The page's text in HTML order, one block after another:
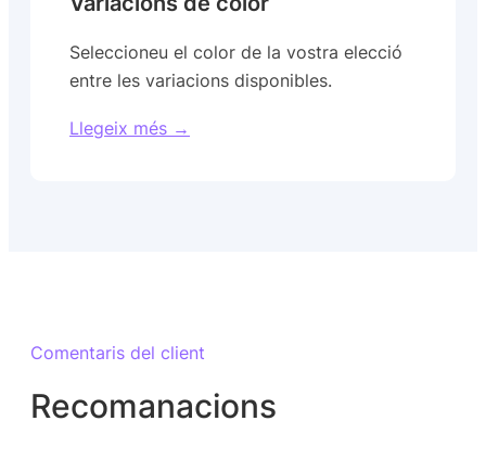
Seleccioneu el color de la vostra elecció
entre les variacions disponibles.
Llegeix més →
Comentaris del client
Recomanacions